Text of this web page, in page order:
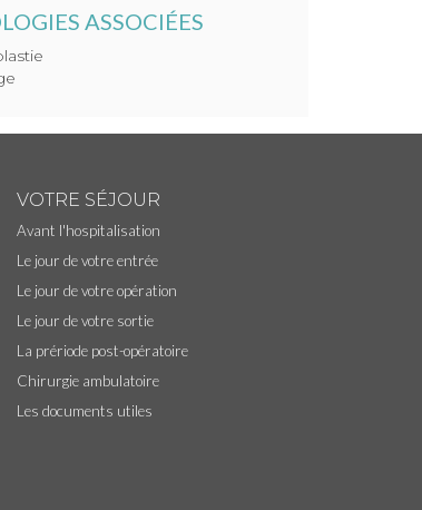
ASSOCIÉES
VOTRE SÉJOUR
Avant l'hospitalisation
Le jour de votre entrée
Le jour de votre opération
Le jour de votre sortie
La prériode post-opératoire
Chirurgie ambulatoire
Les documents utiles